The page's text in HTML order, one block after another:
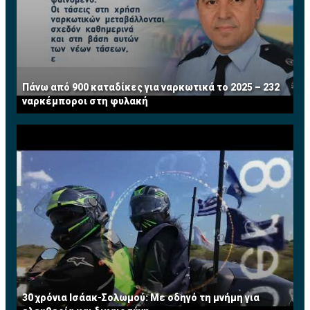
Πάνω από 900 καταδίκες για ναρκωτικά το 2025 – 232
ναρκέμποροι στη φυλακή
30 χρόνια Ισάακ-Σολωμού: Με οδηγό τη μνήμη για